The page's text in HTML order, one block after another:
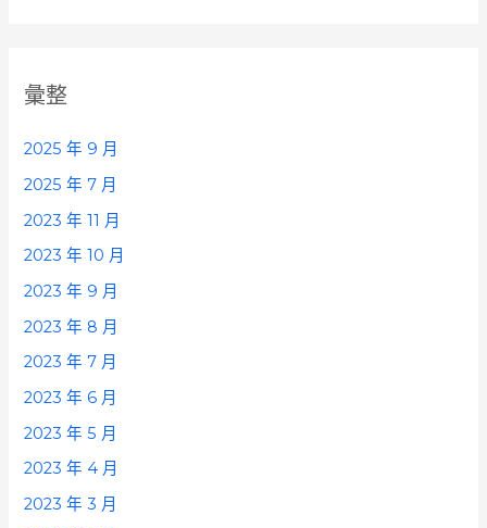
彙整
2025 年 9 月
2025 年 7 月
2023 年 11 月
2023 年 10 月
2023 年 9 月
2023 年 8 月
2023 年 7 月
2023 年 6 月
2023 年 5 月
2023 年 4 月
2023 年 3 月